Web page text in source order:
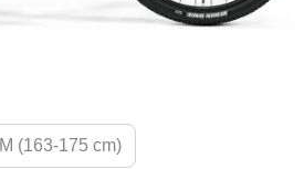
M (163-175 cm)